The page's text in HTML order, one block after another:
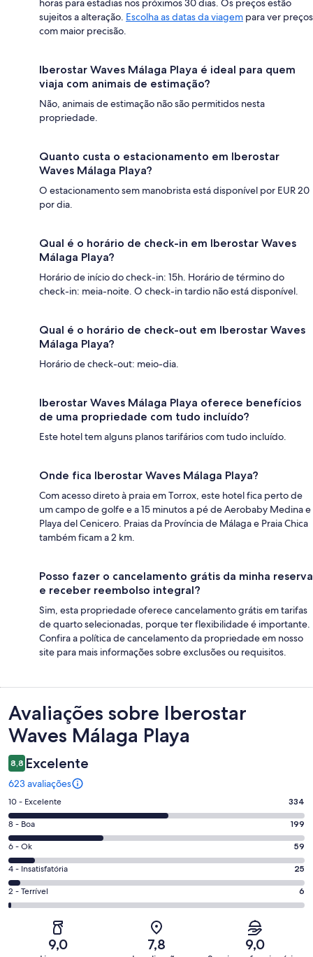
horas para estadias nos próximos 30 dias. Os preços estão
sujeitos a alteração. Escolha as datas da viagem para ver preços
com maior precisão.
Iberostar Waves Málaga Playa é ideal para quem
viaja com animais de estimação?
Não, animais de estimação não são permitidos nesta
propriedade.
Quanto custa o estacionamento em Iberostar
Waves Málaga Playa?
O estacionamento sem manobrista está disponível por EUR 20
por dia.
Qual é o horário de check-in em Iberostar Waves
Málaga Playa?
Horário de início do check-in: 15h. Horário de término do
check-in: meia-noite. O check-in tardio não está disponível.
Qual é o horário de check-out em Iberostar Waves
Málaga Playa?
Horário de check-out: meio-dia.
Iberostar Waves Málaga Playa oferece benefícios
de uma propriedade com tudo incluído?
Este hotel tem alguns planos tarifários com tudo incluído.
Onde fica Iberostar Waves Málaga Playa?
Com acesso direto à praia em Torrox, este hotel fica perto de
um campo de golfe e a 15 minutos a pé de Aerobaby Medina e
Playa del Cenicero. Praias da Província de Málaga e Praia Chica
também ficam a 2 km.
Posso fazer o cancelamento grátis da minha reserva
e receber reembolso integral?
Sim, esta propriedade oferece cancelamento grátis em tarifas
de quarto selecionadas, porque ter flexibilidade é importante.
Confira a política de cancelamento da propriedade em nosso
site para mais informações sobre exclusões ou requisitos.
Avaliações
Avaliações sobre Iberostar
Waves Málaga Playa
8,8 Excelente
623 avaliações
Nota
10
-
Excelente.
334
de
623
avaliações
10 - Excelente 334
Nota
8
-
Boa.
199
de
avaliações
8 - Boa 199
Nota
6
-
Ok.
59
avaliações
6 - Ok 59
Nota
4
-
4 - Insatisfatória 25
Nota
2
2 - Terrível 6
9,0 7,8 9,0